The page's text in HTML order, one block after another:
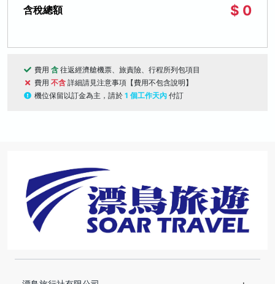
含稅總額 $ 0
費用 含 往返經濟艙機票、旅責險、行程所列包項目
費用 不含 詳細請見注意事項【費用不包含說明】
機位保留以訂金為主，請於 1 個工作天內 付訂